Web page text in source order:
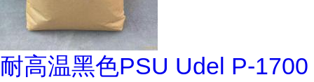
耐高温黑色PSU Udel P-1700